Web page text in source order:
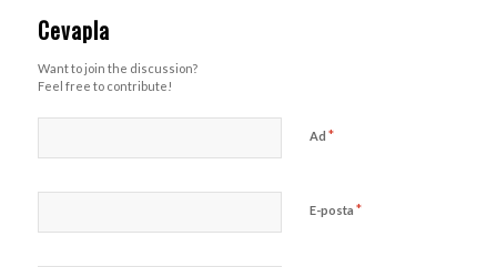
Cevapla
Want to join the discussion?
Feel free to contribute!
Ad *
E-posta *